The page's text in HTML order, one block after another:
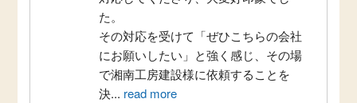
た。
その対応を受けて「ぜひこちらの会社
にお願いしたい」と強く感じ、その場
で湘南工房建設様に依頼することを
決... read more